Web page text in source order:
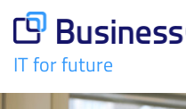
content
IT for future